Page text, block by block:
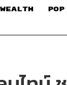
WEALTH POP